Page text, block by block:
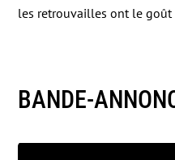
les retrouvailles ont le goût
BANDE-